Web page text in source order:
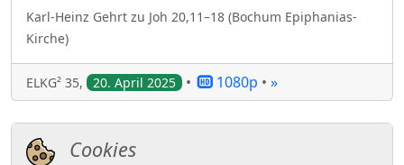
Karl-Heinz Gehrt zu Joh 20,11–18 (Bochum Epiphanias-
Kirche)
ELKG² 35, 20. April 2025 • 1080p • »